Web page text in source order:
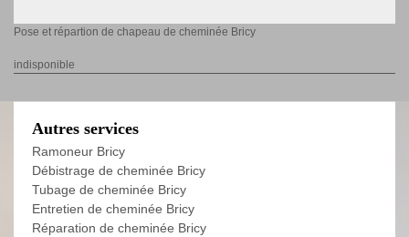
Pose et répartion de chapeau de cheminée Bricy
indisponible
Autres services
Ramoneur Bricy
Débistrage de cheminée Bricy
Tubage de cheminée Bricy
Entretien de cheminée Bricy
Réparation de cheminée Bricy